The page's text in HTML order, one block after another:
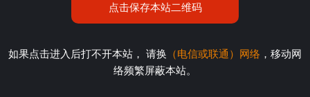
点击保存本站二维码
如果点击进入后打不开本站， 请换 （电信或联通）网络 ，移动网
络频繁屏蔽本站。